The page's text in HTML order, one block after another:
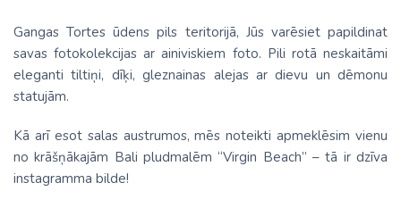
Gangas Tortes ūdens pils teritorijā, Jūs varēsiet papildinat
savas fotokolekcijas ar ainiviskiem foto. Pili rotā neskaitāmi
eleganti tiltiņi, dīķi, gleznainas alejas ar dievu un dēmonu
statujām.
Kā arī esot salas austrumos, mēs noteikti apmeklēsim vienu
no krāšņākajām Bali pludmalēm “Virgin Beach” – tā ir dzīva
instagramma bilde!